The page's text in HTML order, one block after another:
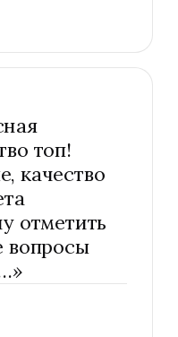
топ!
качество
отметить
вопросы
»